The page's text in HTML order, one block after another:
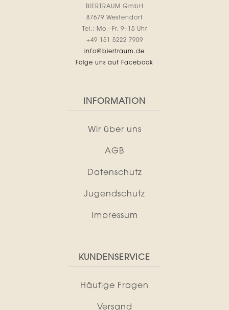
BIERTRAUM GmbH
87679 Westendorf
Tel.: Mo.–Fr. 9–15 Uhr
+49 151 5222 7909
info@biertraum.de
Folge uns auf Facebook
INFORMATION
Wir über uns
AGB
Datenschutz
Jugendschutz
Impressum
KUNDENSERVICE
Häufige Fragen
Versand